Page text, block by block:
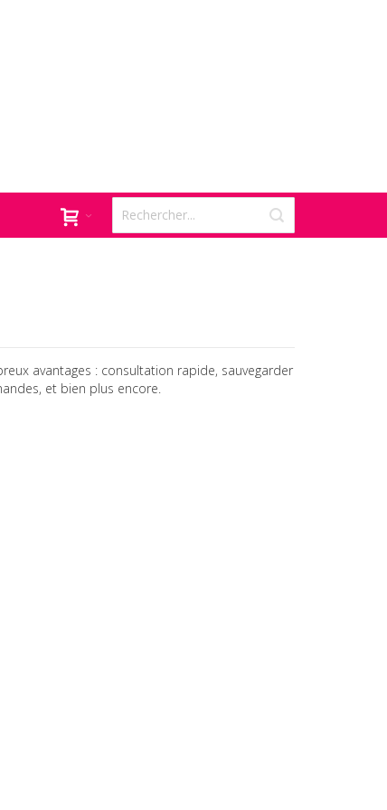
avantages : consultation rapide, sauvegarder
et bien plus encore.